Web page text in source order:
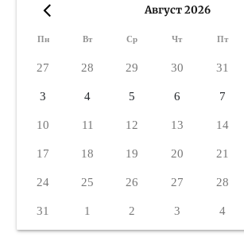
Август 2026
Пн Вт Ср Чт Пт
27 28 29 30 31
3 4 5 6 7
10 11 12 13 14
17 18 19 20 21
24 25 26 27 28
31 1 2 3 4